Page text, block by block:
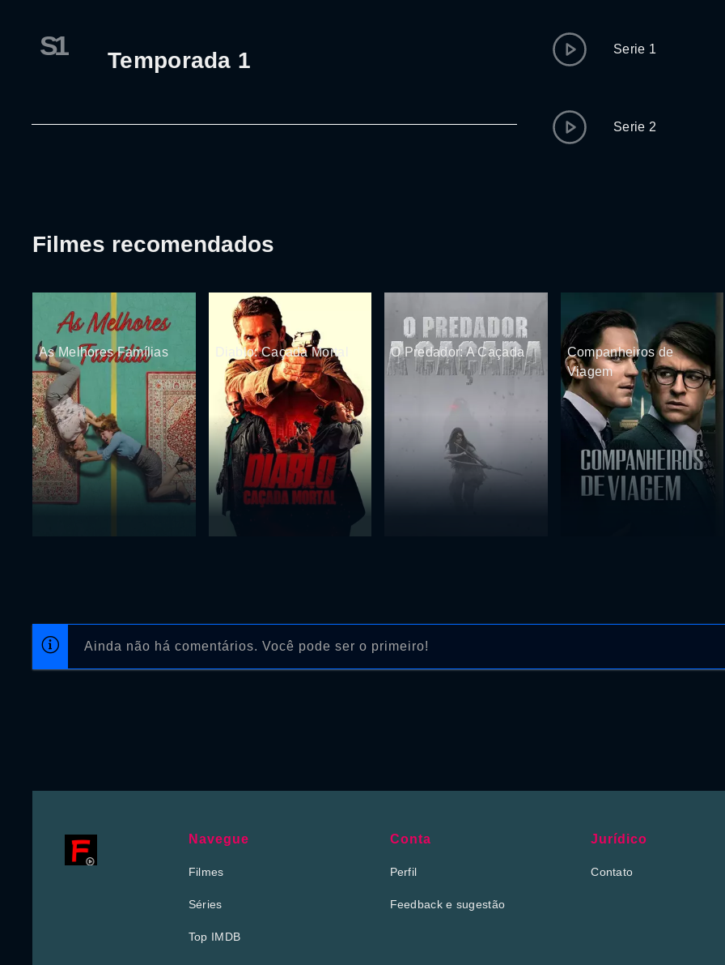
S1 Temporada 1 Serie 1
Serie 2
Ainda não há comentários. Você pode ser o primeiro!
Filmes recomendados
As Melhores Famílias Diablo: Caçada Mortal O Predador: A Caçada
Companheiros de
Viagem
Navegue
Filmes
Séries
Top IMDB
Conta
Perfil
Feedback e sugestão
Jurídico
Contato